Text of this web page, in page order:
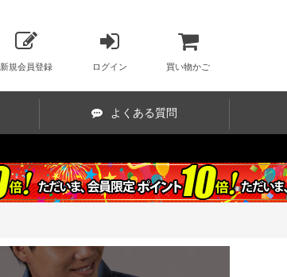
新規会員登録 ログイン 買い物かご
よくある質問